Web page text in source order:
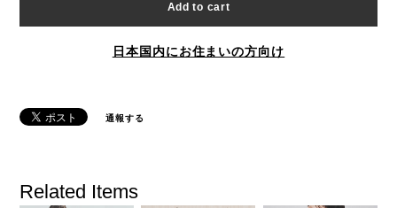
Add to cart
日本国内にお住まいの方向け
通報する
Related Items